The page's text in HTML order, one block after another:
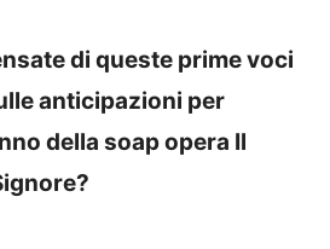
di queste prime voci
anticipazioni per
della soap opera Il